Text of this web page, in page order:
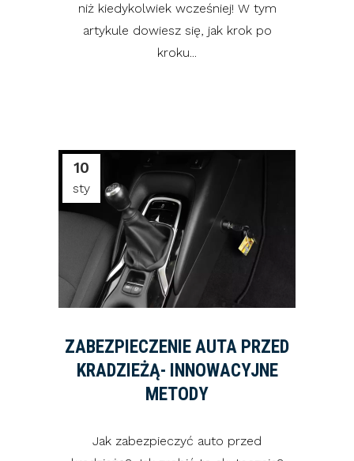
niż kiedykolwiek wcześniej! W tym
artykule dowiesz się, jak krok po
kroku...
10
sty
ZABEZPIECZENIE AUTA PRZED
KRADZIEŻĄ- INNOWACYJNE
METODY
Jak zabezpieczyć auto przed